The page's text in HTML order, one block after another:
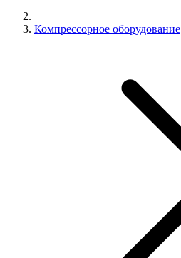
Компрессорное оборудование